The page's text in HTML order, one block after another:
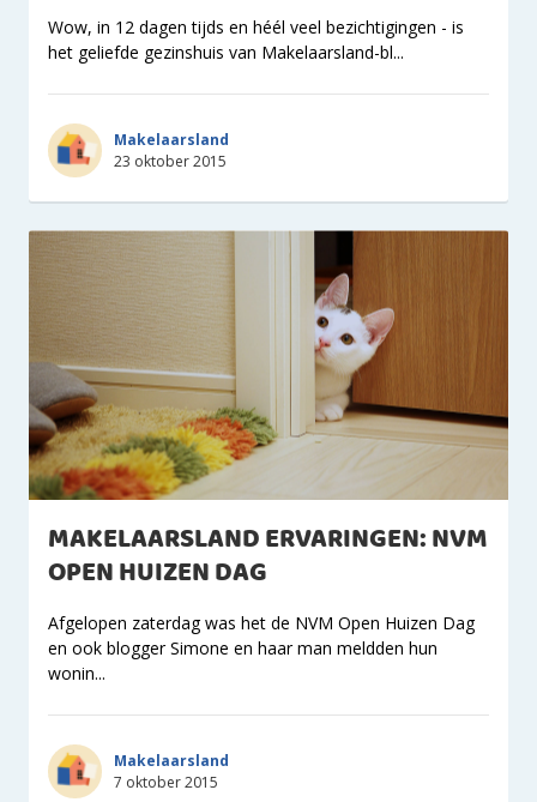
Wow, in 12 dagen tijds en héél veel bezichtigingen - is
het geliefde gezinshuis van Makelaarsland-bl...
Makelaarsland
23 oktober 2015
MAKELAARSLAND ERVARINGEN: NVM
OPEN HUIZEN DAG
Afgelopen zaterdag was het de NVM Open Huizen Dag
en ook blogger Simone en haar man meldden hun
wonin...
Makelaarsland
7 oktober 2015